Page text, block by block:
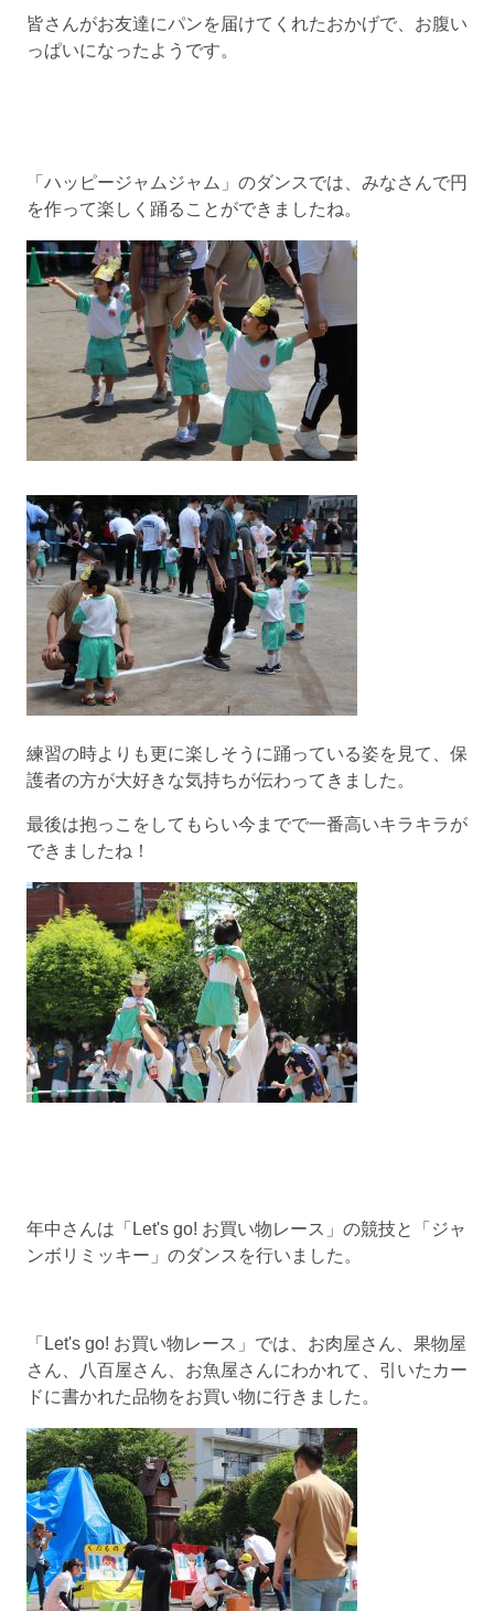
皆さんがお友達にパンを届けてくれたおかげで、お腹い
っぱいになったようです。
「ハッピージャムジャム」のダンスでは、みなさんで円
を作って楽しく踊ることができましたね。
練習の時よりも更に楽しそうに踊っている姿を見て、保
護者の方が大好きな気持ちが伝わってきました。
最後は抱っこをしてもらい今までで一番高いキラキラが
できましたね！
年中さんは「Let's go! お買い物レース」の競技と「ジャ
ンボリミッキー」のダンスを行いました。
「Let's go! お買い物レース」では、お肉屋さん、果物屋
さん、八百屋さん、お魚屋さんにわかれて、引いたカー
ドに書かれた品物をお買い物に行きました。